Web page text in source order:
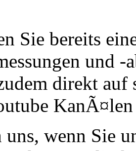
Sie bereits
und -
direkt auf
wenn Sie